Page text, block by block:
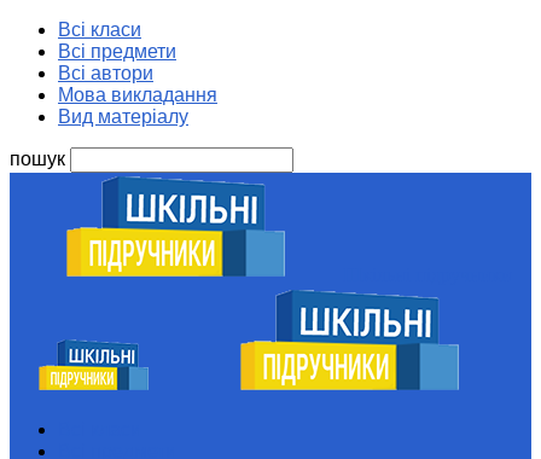
Всі класи
Всі предмети
Всі автори
Мова викладання
Вид матеріалу
пошук